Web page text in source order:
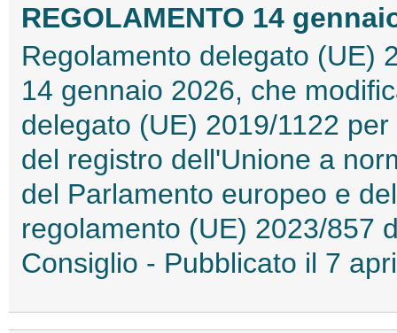
REGOLAMENTO 14
Regolamento delegato (UE)
14 gennaio 2026, che
delegato (UE) 2019/1122
del registro dell'Unione a
del Parlamento europeo e
regolamento (UE) 2023/857
Consiglio - Pubblicato il 7